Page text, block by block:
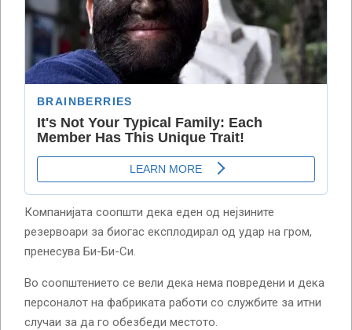
Компанијата соопшти дека еден од нејзините
резервоари за биогас експлодирал од удар на гром,
пренесува Би-Би-Си.
Во соопштението се вели дека нема повредени и дека
персоналот на фабриката работи со службите за итни
случаи за да го обезбеди местото.